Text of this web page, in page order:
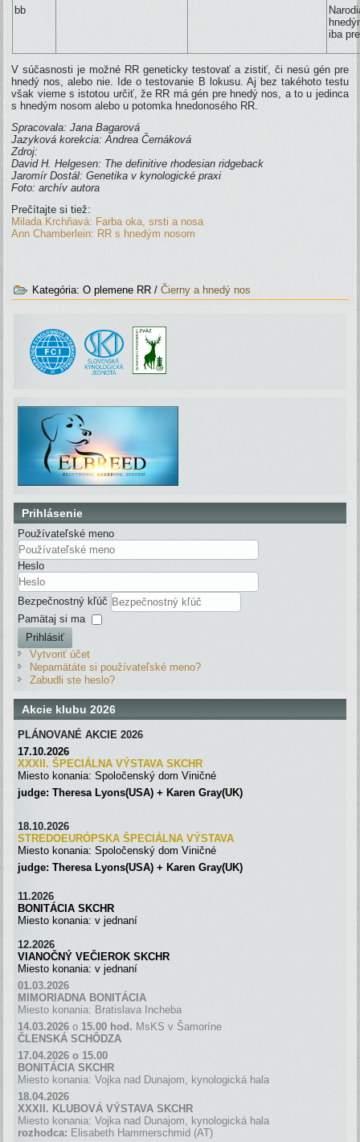
bb
iba
V súčasnosti je možné RR geneticky testovať a zistiť, či nesú gén pre
hnedý nos, alebo nie. Ide o testovanie B lokusu. Aj bez takéhoto testu
však vieme s istotou určiť, že RR má gén pre hnedý nos, a to u jedinca
s hnedým nosom alebo u potomka hnedonosého RR.
Spracovala: Jana Bagarová
Jazyková korekcia: Andrea Černáková
Zdroj:
David H. Helgesen: The definitive rhodesian ridgeback
Jaromír Dostál: Genetika v kynologické praxi
Foto: archív autora
Prečítajte si tiež:
Milada Krchňavá: Farba oka, srsti a nosa
Ann Chamberlein: RR s hnedým nosom
Kategória:O plemene RR /Čierny a hnedý nos
Prihlásenie
Používateľské meno
Heslo
Bezpečnostný kľúč
Pamätaj si ma
Prihlásiť
Vytvoriť účet
Nepamätáte si používateľské meno?
Zabudli ste heslo?
Akcie klubu 2026
PLÁNOVANÉ AKCIE 2026
17.10.2026
XXXII. ŠPECIÁLNA VÝSTAVA SKCH R
Miesto konania: Spoločenský dom Viničné
judge: Theresa Lyons(USA) + Karen Gray(UK)
18.10.2026
STREDOEURÓPSKA ŠPECIÁLNA VÝSTAVA
Miesto konania: Spoločenský dom Viničné
judge: Theresa Lyons(USA) + Karen Gray(UK)
11.2026
BONITÁCIA SKCHR
Miesto konania: v jednaní
12.2026
VIANOČNÝ VEČIEROK SKCHR
Miesto konania: v jednaní
01.03.2026
MIMORIADNA BONITÁCIA
Miesto konania: Bratislava Incheba
14.03.2026 o 15.00 hod. MsKS v Šamoríne
ČLENSKÁ SCHÔDZA
17.04.2026 o 15.00
BONITÁCIA SKCHR
Miesto konania: Vojka nad Dunajom, kynologická hala
18.04.2026
XXXII. KLUBOVÁ VÝSTAVA SKCHR
Miesto konania: Vojka nad Dunajom, kynologická hala
rozhodca: Elisabeth Hammerschmid (AT)